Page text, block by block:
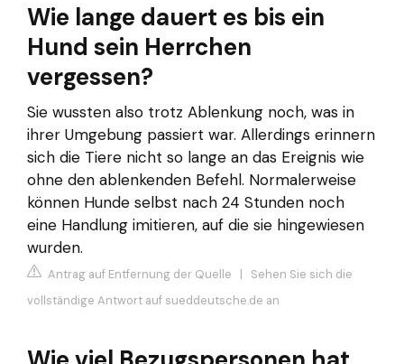
Wie lange dauert es bis ein
Hund sein Herrchen
vergessen?
Sie wussten also trotz Ablenkung noch, was in
ihrer Umgebung passiert war. Allerdings erinnern
sich die Tiere nicht so lange an das Ereignis wie
ohne den ablenkenden Befehl. Normalerweise
können Hunde selbst nach 24 Stunden noch
eine Handlung imitieren, auf die sie hingewiesen
wurden.
Antrag auf Entfernung der Quelle | Sehen Sie sich die
vollständige Antwort auf sueddeutsche.de an